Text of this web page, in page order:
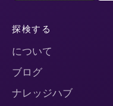
探検する
について
ブログ
ナレッジハブ